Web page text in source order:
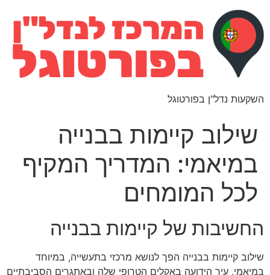
השקעות נדל"ן בפורטוגל
שילוב קיימות בבנייה
במיאמי: המדריך המקיף
לכל המומחים
החשיבות של קיימות בבנייה
שילוב קיימות בבנייה הפך לנושא מרכזי בתעשייה, במיוחד
במיאמי, עיר הידועה באקלים הטרופי שלה ובאתגרים הסביבתיים